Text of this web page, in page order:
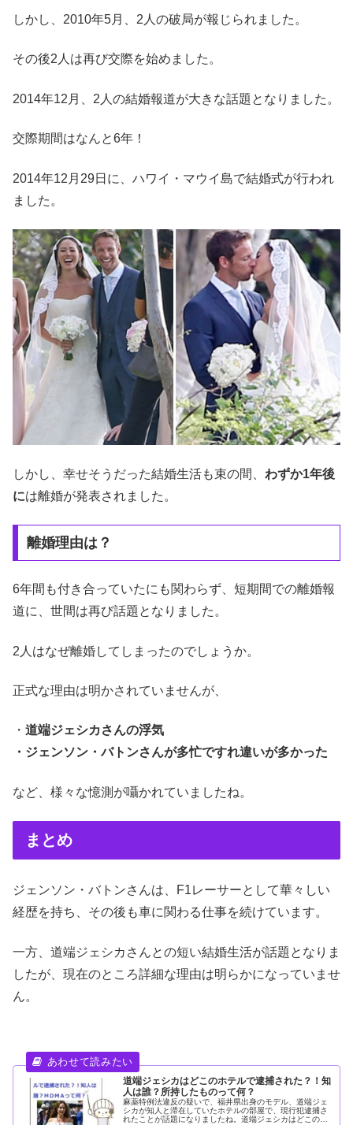
しかし、2010年5月、2人の破局が報じられました。
その後2人は再び交際を始めました。
2014年12月、2人の結婚報道が大きな話題となりました。
交際期間はなんと6年！
2014年12月29日に、ハワイ・マウイ島で結婚式が行われ
ました。
しかし、幸せそうだった結婚生活も束の間、 わずか1年後
には離婚が発表されました。
離婚理由は？
6年間も付き合っていたにも関わらず、短期間での離婚報
道に、世間は再び話題となりました。
2人はなぜ離婚してしまったのでしょうか。
正式な理由は明かされていませんが、
・ 道端ジェシカさんの浮気
・ジェンソン・バトンさんが多忙ですれ違いが多かった
など、様々な憶測が囁かれていましたね。
まとめ
ジェンソン・バトンさんは、F1レーサーとして華々しい
経歴を持ち、その後も車に関わる仕事を続けています。
一方、道端ジェシカさんとの短い結婚生活が話題となりま
したが、現在のところ詳細な理由は明らかになっていませ
ん。
道端ジェシカはどこのホテルで逮捕された？！知
人は誰？所持したものって何？
麻薬特例法違反の疑いで、福井県出身のモデル、道端ジェ
シカが知人と滞在していたホテルの部屋で、現行犯逮捕さ
れたことが話題になりましたね。道端ジェシカはどこのホ